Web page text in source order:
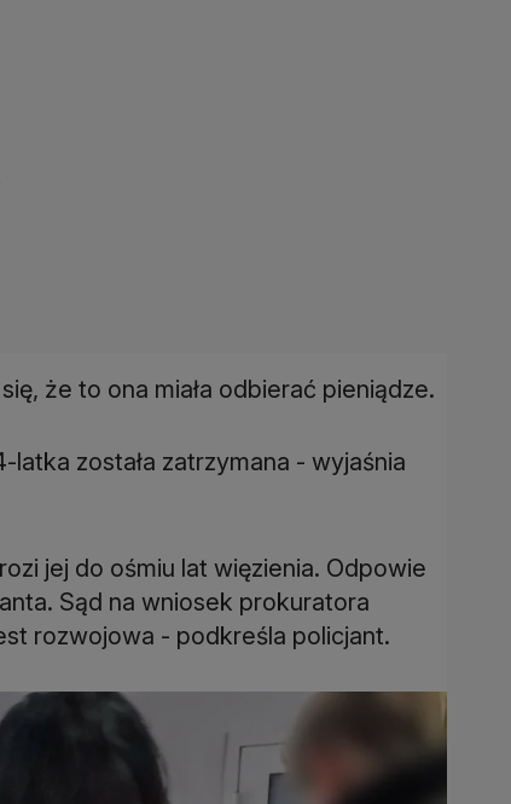
że to ona miała odbierać pieniądze.
latka została zatrzymana - wyjaśnia
jej do ośmiu lat więzienia. Odpowie
Sąd na wniosek prokuratora
rozwojowa - podkreśla policjant.